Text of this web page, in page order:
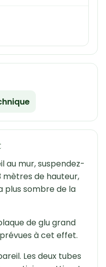
au mur, suspendez-
mètres de hauteur,
plus sombre de la
de glu grand
à cet effet.
Les deux tubes